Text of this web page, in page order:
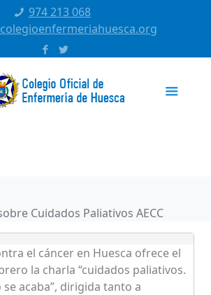
974 213 068
Cuidados Paliativos AECC
el cáncer en Huesca ofrece el
la charla “cuidados paliativos.
se acaba”, dirigida tanto a